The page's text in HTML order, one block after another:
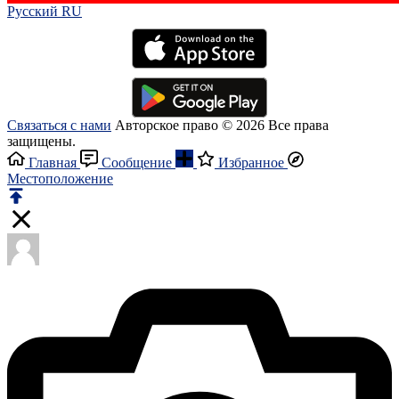
Русский RU‎
Связаться с нами Авторское право © 2026 Все права
защищены.
Главная
Сообщение
Избранное
Местоположение